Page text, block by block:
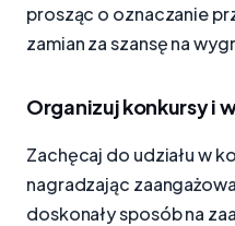
prosząc o oznaczanie
zamian za szansę na
Organizuj konkursy i
Zachęcaj do udziału w
nagradzając
doskonały sposób na